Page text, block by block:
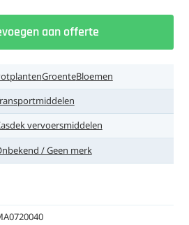
aan offerte
GroenteBloemen
vervoersmiddelen
/ Geen merk